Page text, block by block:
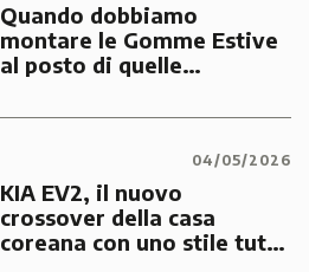
Quando dobbiamo
montare le Gomme Estive
al posto di quelle
04/05/2026
KIA EV2, il nuovo
crossover della casa
coreana con uno stile tutto